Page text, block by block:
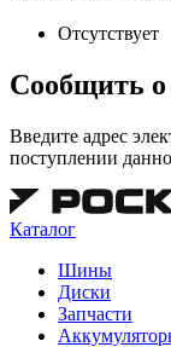
Отсутствует
Сообщить о
Введите адрес
поступлении
Каталог
Шины
Диски
Запчасти